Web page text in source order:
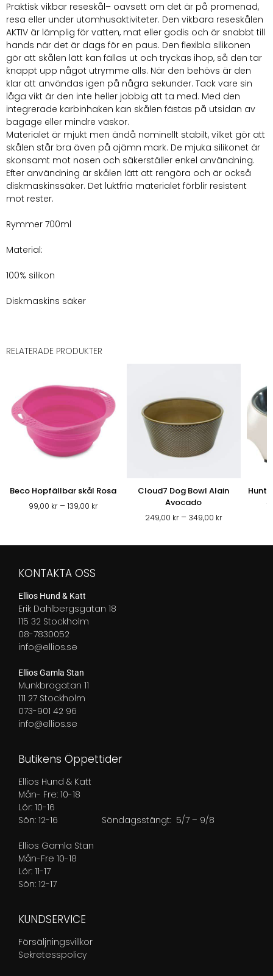
Praktisk vikbar reseskål– oavsett om det är på promenad,
resa eller under utomhusaktiviteter. Den vikbara reseskålen
AKTIV är lämplig för vatten, mat eller godis och är snabbt till
hands när det är dags för en paus. Den flexibla silikonen
gör att skålen lätt kan fällas ut och tryckas ihop, så den tar
knappt upp något utrymme alls. När den behövs är den
klar att användas igen på några sekunder. Tack vare sin
låga vikt är den inte heller jobbig att ta med. Med den
integrerade karbinhaken kan skålen fästas på utsidan av
bagage eller mindre väskor.
Materialet är mjukt men ändå nominellt stabilt, vilket gör att
skålen står bra även på ojämn mark. De mjuka silikonet är
skonsamt mot nosen och säkerställer enkel användning.
Efter användning är skålen lätt att rengöra och är också
diskmaskinssäker. Det luktfria materialet förblir resistent
mot rester.
Rymmer 700ml
Material:
100% silikon
Diskmaskins säker
RELATERADE PRODUKTER
Beco Hopfällbar skål Rosa
99,00 kr – 139,00 krPrisintervall:
139,00 kr
Cloud7 Dog Bowl Alain
Avocado
249,00 kr – 349,00 krPrisintervall:
KONTAKTA OSS
Ellios Hund & Katt
Erik Dahlbergsgatan 18
115 32 Stockholm
08-7830052
info@ellios.se
Ellios Gamla Stan
Munkbrogatan 11
111 27 Stockholm
073-901 42 96
info@ellios.se
Butikens Öppettider
Ellios Hund & Katt
Mån- Fre: 10-18
Lör: 10-16
Sön: 12-16 Söndagsstängt: 5/7 – 9/8
Ellios Gamla Stan
Mån-Fre 10-18
Lör: 11-17
Sön: 12-17
KUNDSERVICE
Försäljningsvillkor
Sekretesspolicy